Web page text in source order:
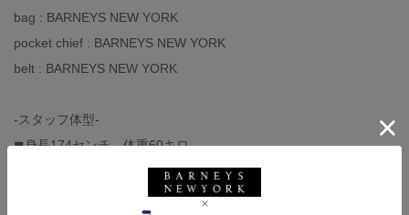
bag : BARNEYS NEW YORK
pocket chief : BARNEYS NEW YORK
belt : BARNEYS NEW YORK
-スタッフ体型-
◼︎身長174センチ、体重60キロ
◼︎イタリアサイズ44-46（モデルにより）